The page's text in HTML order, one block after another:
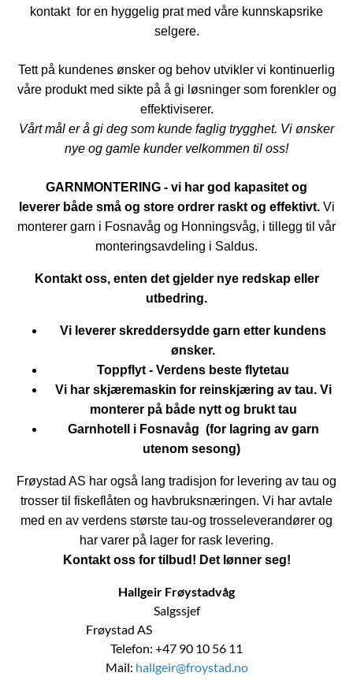
kontakt for en hyggelig prat med våre kunnskapsrike
selgere.
Tett på kundenes ønsker og behov utvikler vi kontinuerlig
våre produkt med sikte på å gi løsninger som forenkler og
effektiviserer.
Vårt mål er å gi deg som kunde faglig trygghet. Vi ønsker
nye og gamle kunder velkommen til oss!
GARNMONTERING - vi har god kapasitet og
leverer både små og store ordrer raskt og effektivt. Vi
monterer garn i Fosnavåg og Honningsvåg, i tillegg til vår
monteringsavdeling i Saldus.
Kontakt oss, enten det gjelder nye redskap eller
utbedring.
Vi leverer skreddersydde garn etter kundens
ønsker.
Toppflyt - Verdens beste flytetau
Vi har skjæremaskin for reinskjæring av tau. Vi
monterer på både nytt og brukt tau
Garnhotell i Fosnavåg (for lagring av garn
utenom sesong)
Frøystad AS har også lang tradisjon for levering av tau og
trosser til fiskeflåten og havbruksnæringen. Vi har avtale
med en av verdens største tau-og trosseleverandører og
har varer på lager for rask levering.
Kontakt oss for tilbud! Det lønner seg!
Hallgeir Frøystadvåg
Salgssjef
Frøystad AS
Telefon: +47 90 10 56 11
Mail: hallgeir@froystad.no